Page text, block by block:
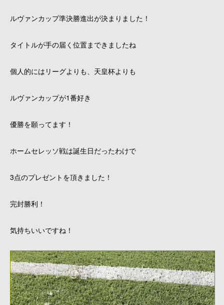
ルヴァンカップ準決勝進出が決まりました！
タイトルが手の届く位置まできましたね
個人的にはリーグよりも、天皇杯よりも
ルヴァンカップが1番好き
優勝を願ってます！
ホームセレッソ戦は誕生日だったわけで
3点のプレゼントを頂きました！
完封勝利！
気持ちいいですね！